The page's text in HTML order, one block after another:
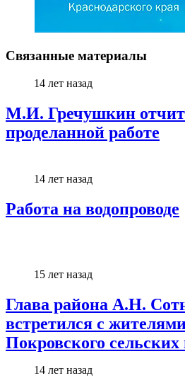
Связанные материалы
14 лет назад
М.И. Гречушкин
проделанной работе
14 лет назад
Работа на водопроводе
15 лет назад
Глава района А.Н.
встретился с
Покровского сельских
14 лет назад